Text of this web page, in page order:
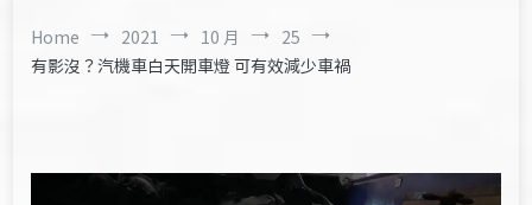
Home 2021 10 月
25
有影沒？汽機車白天開車燈 可有效減少車禍